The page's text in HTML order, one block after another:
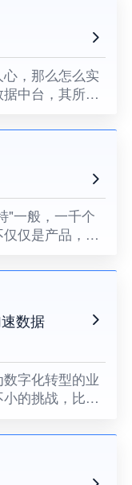
，那么怎么实
中台，其所需
的终极目标。
"一般，一千个
仅是产品，也
来源于业务，
数据
字化转型的业
的挑战，比如
据的沉淀，释